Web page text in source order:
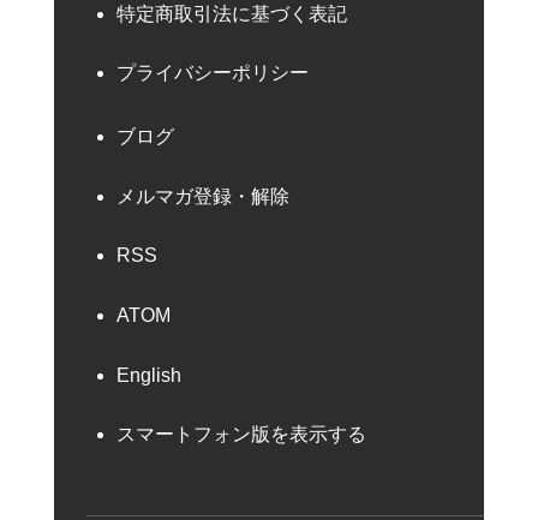
特定商取引法に基づく表記
プライバシーポリシー
ブログ
メルマガ登録・解除
RSS
ATOM
English
スマートフォン版を表示する